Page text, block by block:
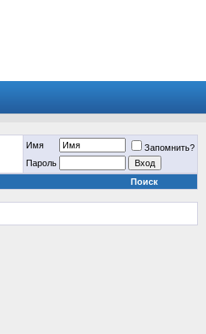
Имя
Запомнить?
Пароль
Поиск